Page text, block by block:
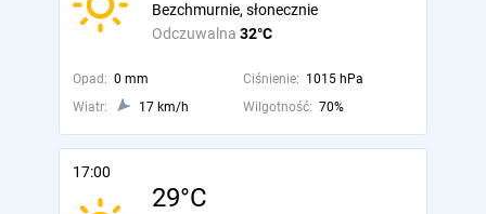
Odczuwalna 32°C
Bezchmurnie, słonecznie
Opad: 0 mm Ciśnienie: 1015 hPa
Wiatr:
17 km/h Wilgotność: 70%
17:00
29°C